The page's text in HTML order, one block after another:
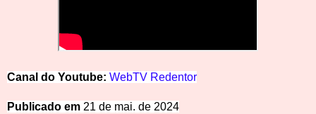
Canal do Youtu be: WebTV Redentor
Publicado em 21 de mai. de 2024